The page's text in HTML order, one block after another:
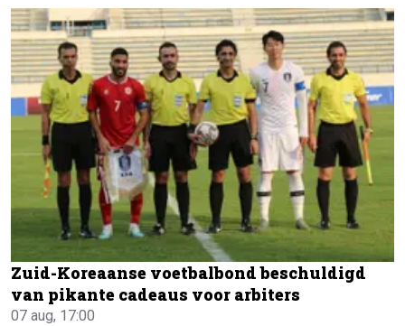
Zuid-Koreaanse voetbalbond beschuldigd
van pikante cadeaus voor arbiters
07 aug, 17:00